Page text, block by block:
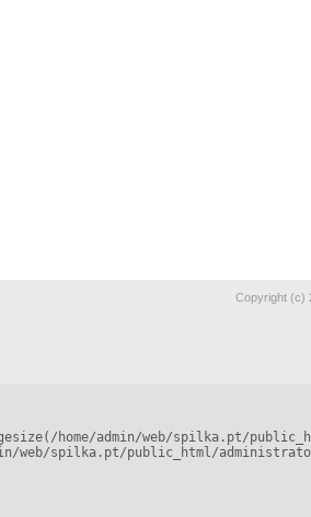
Copyright (c)
home/admin/web/spilka.pt/
web/spilka.pt/public_html/